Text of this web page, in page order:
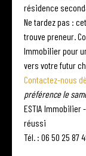
résidence
Ne tardez pas :
trouve preneur.
Immobilier pour
vers votre futur
Contactez-nous
préférence le
ESTIA
réussi
Tél. : 06 50 25